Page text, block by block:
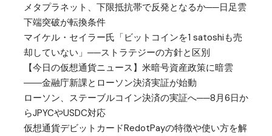
メタプラネット、下限抵抗帯で反発となるか──日足雲
下端突破が転換条件
マイケル・セイラー氏「ビットコインを1 satoshiも売
却していない」──ストラテジーの方針と区別
【今日の仮想通貨ニュース】米暗号資産政策に暗雲
――金融庁新課とローソン決済実証が始動
ローソン、ステーブルコイン決済の実証へ──8月6日か
らJPYCやUSDC対応
仮想通貨デビットカードRedotPayの特徴や使い方を解